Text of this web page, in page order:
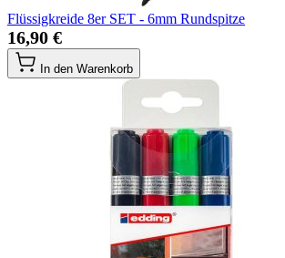
Flüssigkreide 8er SET - 6mm Rundspitze
16,90 €
In den Warenkorb